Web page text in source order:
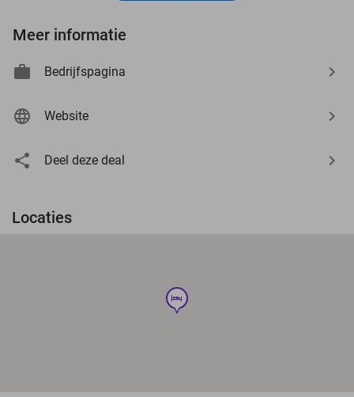
Meer informatie
Bedrijfspagina
Website
Deel deze deal
Locaties
hotel